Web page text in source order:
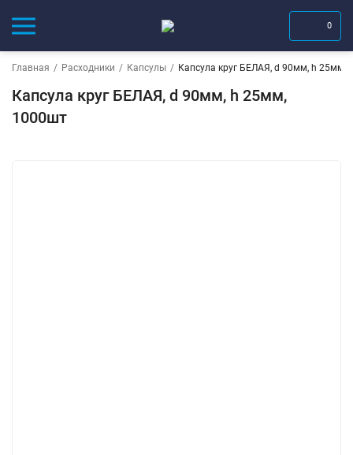
0
Главная / Расходники / Капсулы / Капсула круг БЕЛАЯ, d 90мм, h 25мм,
Капсула круг БЕЛАЯ, d 90мм, h 25мм,
1000шт